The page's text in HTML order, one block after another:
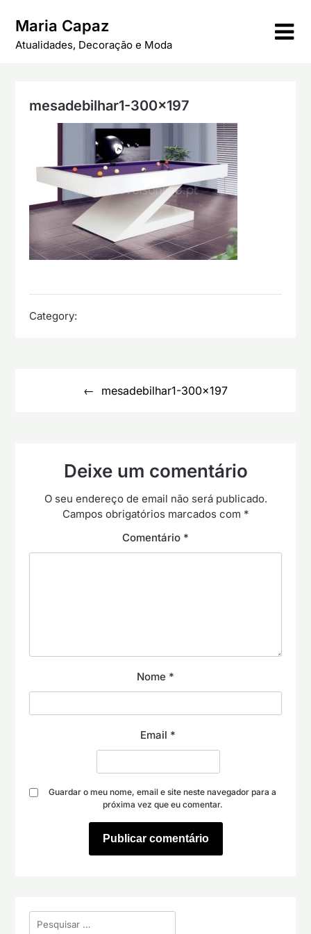
content
Maria Capaz
Atualidades, Decoração e Moda
mesadebilhar1-300×197
Category:
mesadebilhar1-300×197
Deixe um comentário
O seu endereço de email não será publicado.
Campos obrigatórios marcados com *
Comentário *
Nome *
Email *
Guardar o meu nome, email e site neste navegador para a
próxima vez que eu comentar.
Pesquisar